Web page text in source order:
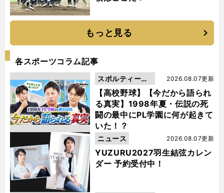
もっと見る
各スポーツコラム記事
【高校野球】【今だから語られ
る真実】1998年夏・伝説の死
闘の最中にPL学園に何が起きて
いた！？
2026.08.07更新
スポルティーバ
動画
YUZURU2027羽生結弦カレン
ダー 予約受付中！
2026.08.07更新
ニュース